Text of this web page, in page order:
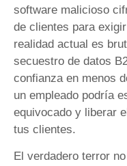
software malicioso
de clientes para
realidad actual es
secuestro de datos
confianza en menos
un empleado podría
equivocado y liberar
tus clientes.
El verdadero terror